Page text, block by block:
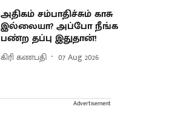
அதிகம் சம்பாதிச்சும் காசு
இல்லையா? அப்போ நீங்க
பண்ற தப்பு இதுதான்!
கிரி கணபதி 07 Aug 2026
Advertisement